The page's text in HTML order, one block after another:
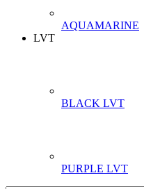
AQUAMARINE
LVT
BLACK LVT
PURPLE LVT